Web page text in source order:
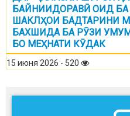
БАЙНИИДОРАВӢ ОИД
ШАКЛҲОИ БАДТАРИНИ
БАХШИДА БА РӮЗИ
БО МЕҲНАТИ КӮДАК
15 июня 2026 - 520